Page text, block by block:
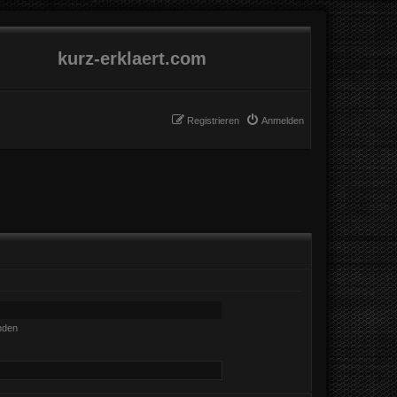
kurz-erklaert.com
Anmelden
Registrieren